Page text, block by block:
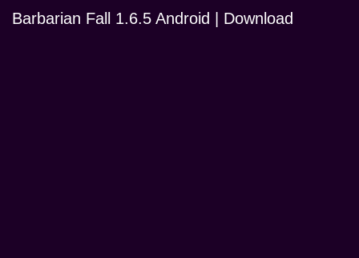
Barbarian Fall 1.6.5 Android | Download